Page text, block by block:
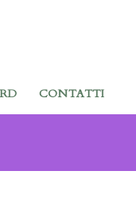
CONTATTI